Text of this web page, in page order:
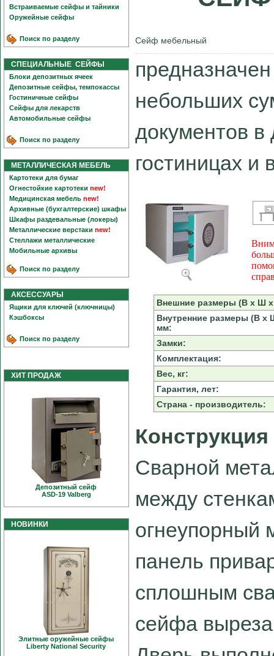
Встраиваемые сейфы и тайники
Оружейные сейфы
Поиск по разделу
СПЕЦИАЛЬНЫЕ СЕЙФЫ
Блоки депозитных ячеек
Депозитные сейфы, темпокассы
Гостиничные сейфы
Сейфы для лекарств
Автомобильные сейфы
Поиск по разделу
МЕТАЛЛИЧЕСКАЯ МЕБЕЛЬ
Картотеки для бумаг
Огнестойкие картотеки new!
Медицинская мебель new!
Архивные (бухгалтерские) шкафы
Шкафы раздевальные (локеры)
Металлические верстаки new!
Стеллажи металлические
Мобильные архивы
Поиск по разделу
АКСЕССУАРЫ
Ящики для ключей (ключницы)
Кэшбоксы
Поиск по разделу
ХИТ ПРОДАЖ
Депозитный сейф
ASD-19 Valberg
НОВИНКИ
Элитные оружейные сейфы
Liberty National Security
Сейф мебельный
небольших
документов
гостиницах и
Внешние размеры (В х Ш
Внутренние размеры (В х
мм:
Замки:
Комплектация:
Вес, кг:
Гарантия, лет:
Страна - производитель:
Конструкция
Сварной
между
огнеупорный
панель
сплошным
сейфа